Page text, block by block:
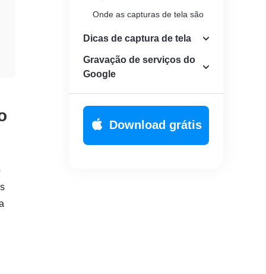
Onde as capturas de tela são
Dicas de captura de tela
Gravação de serviços do
Google
Download grátis